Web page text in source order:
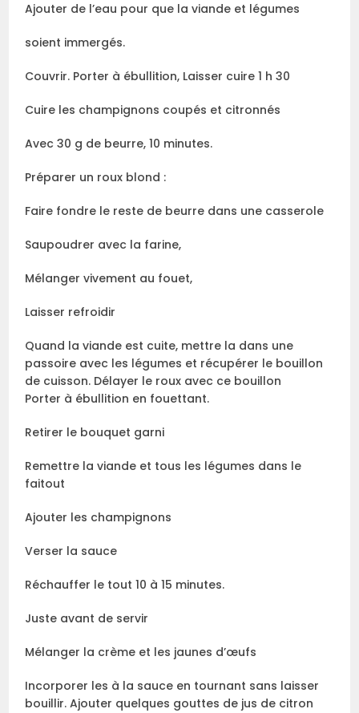
Ajouter de l’eau pour que la viande et légumes
soient immergés.
Couvrir. Porter à ébullition, Laisser cuire 1 h 30
Cuire les champignons coupés et citronnés
Avec 30 g de beurre, 10 minutes.
Préparer un roux blond :
Faire fondre le reste de beurre dans une casserole
Saupoudrer avec la farine,
Mélanger vivement au fouet,
Laisser refroidir
Quand la viande est cuite, mettre la dans une
passoire avec les légumes et récupérer le bouillon
de cuisson. Délayer le roux avec ce bouillon
Porter à ébullition en fouettant.
Retirer le bouquet garni
Remettre la viande et tous les légumes dans le
faitout
Ajouter les champignons
Verser la sauce
Réchauffer le tout 10 à 15 minutes.
Juste avant de servir
Mélanger la crème et les jaunes d’œufs
Incorporer les à la sauce en tournant sans laisser
bouillir. Ajouter quelques gouttes de jus de citron